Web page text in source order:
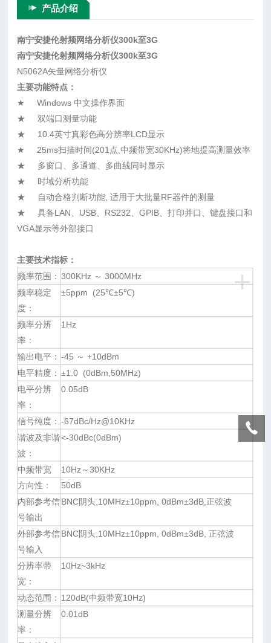
产品介绍
南宁安捷伦射频网络分析仪300k至3G
南宁安捷伦射频网络分析仪300k至3G
N5062A矢量网络分析仪
主要功能特点：
★ Windows 中文操作界面
★ 双端口测量功能
★ 10.4英寸真彩色高分辨率LCD显示
★ 25ms扫描时间(201点,中频带宽30KHz)将地提高测量效率
★ 多窗口、多通道、多曲线同时显示
★ 时域分析功能
★ 自动合格判断功能, 适用于大批量RF器件的测量
★ 具备LAN、USB、RS232、GPIB、打印并口、键盘接口和
VGA显示等外部接口
主要技术指标：
+
频率范围： 300KHz ～ 3000MHz
频率稳定
度：
±5ppm (25℃±5℃)
频率分辨
率：
1Hz
输出电平： -45 ～ +10dBm
电平精度： ±1.0 (0dBm,50MHz)
电平分辨
率：
0.05dB
信号纯度： -67dBc/Hz@10KHz
谐波及非谐
波：
<-30dBc(0dBm)
中频带宽 10Hz～30KHz
方向性： 50dB
内部参考信
号输出
BNC阴头,10MHz±10ppm, 0dBm±3dB,正弦波
外部参考信
号输入
BNC阴头,10MHz±10ppm, 0dBm±3dB, 正弦波
分辨率带
宽：
10Hz~3kHz
动态范围： 120dB(中频带宽10Hz)
测量分辨
率：
0.01dB